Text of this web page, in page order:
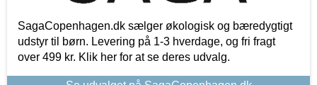
SagaCopenhagen.dk sælger økologisk og bæredygtigt
udstyr til børn. Levering på 1-3 hverdage, og fri fragt
over 499 kr. Klik her for at se deres udvalg.